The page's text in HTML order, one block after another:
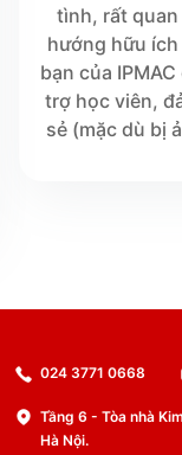
tình, rất
hướng hữu
bạn của
trợ học viên,
sẻ (mặc dù bị
024 3771 0668
Tầng 6 - Tòa nhà
Hà Nội.